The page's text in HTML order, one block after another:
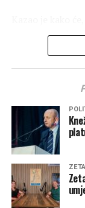
na vrata
koalicionih
strane
čemu nikad više
Kazao je kako
“projektnoj
poremećena po
“Jasno je da
zaštite interesa
ZETA